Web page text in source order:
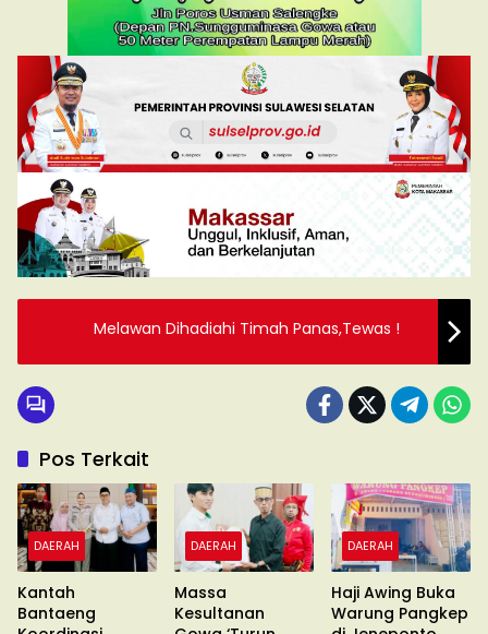
Melawan Dihadiahi Timah Panas,Tewas !
Pos Terkait
DAERAH
Kantah
Bantaeng
DAERAH
Massa
Kesultanan
DAERAH
Haji Awing Buka
Warung Pangkep